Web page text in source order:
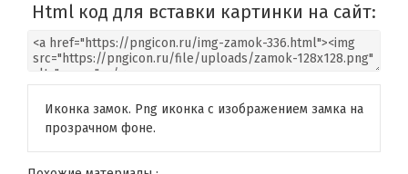
Html код для вставки картинки на сайт:
Иконка замок. Png иконка с изображением замка на
прозрачном фоне.